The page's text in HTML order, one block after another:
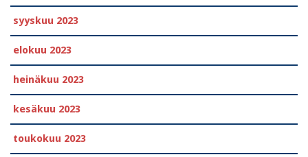
syyskuu 2023
elokuu 2023
heinäkuu 2023
kesäkuu 2023
toukokuu 2023